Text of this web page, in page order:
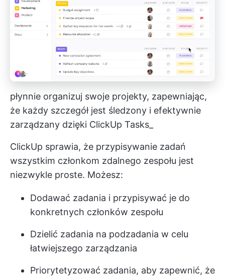
płynnie organizuj swoje projekty, zapewniając,
że każdy szczegół jest śledzony i efektywnie
zarządzany dzięki ClickUp Tasks_
ClickUp sprawia, że przypisywanie zadań
wszystkim członkom zdalnego zespołu jest
niezwykle proste. Możesz:
Dodawać zadania i przypisywać je do
konkretnych członków zespołu
Dzielić zadania na podzadania w celu
łatwiejszego zarządzania
Priorytetyzować zadania, aby zapewnić, że